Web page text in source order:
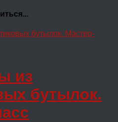
из
бутылок.